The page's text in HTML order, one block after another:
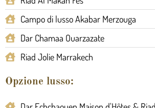
Campo di lusso Akabar Merzouga
Dar Chamaa Ouarzazate
Riad Jolie Marrakech
Opzione lusso: